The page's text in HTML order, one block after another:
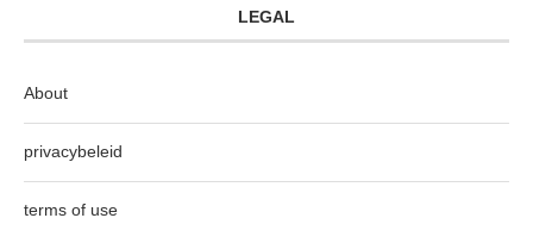
LEGAL
About
privacybeleid
terms of use